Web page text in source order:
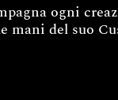
ogni
mani del suo